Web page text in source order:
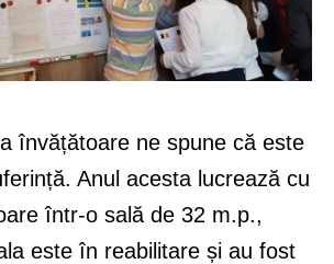
învățătoare ne spune că este
Anul acesta lucrează cu
într-o sală de 32 m.p.,
este în reabilitare și au fost